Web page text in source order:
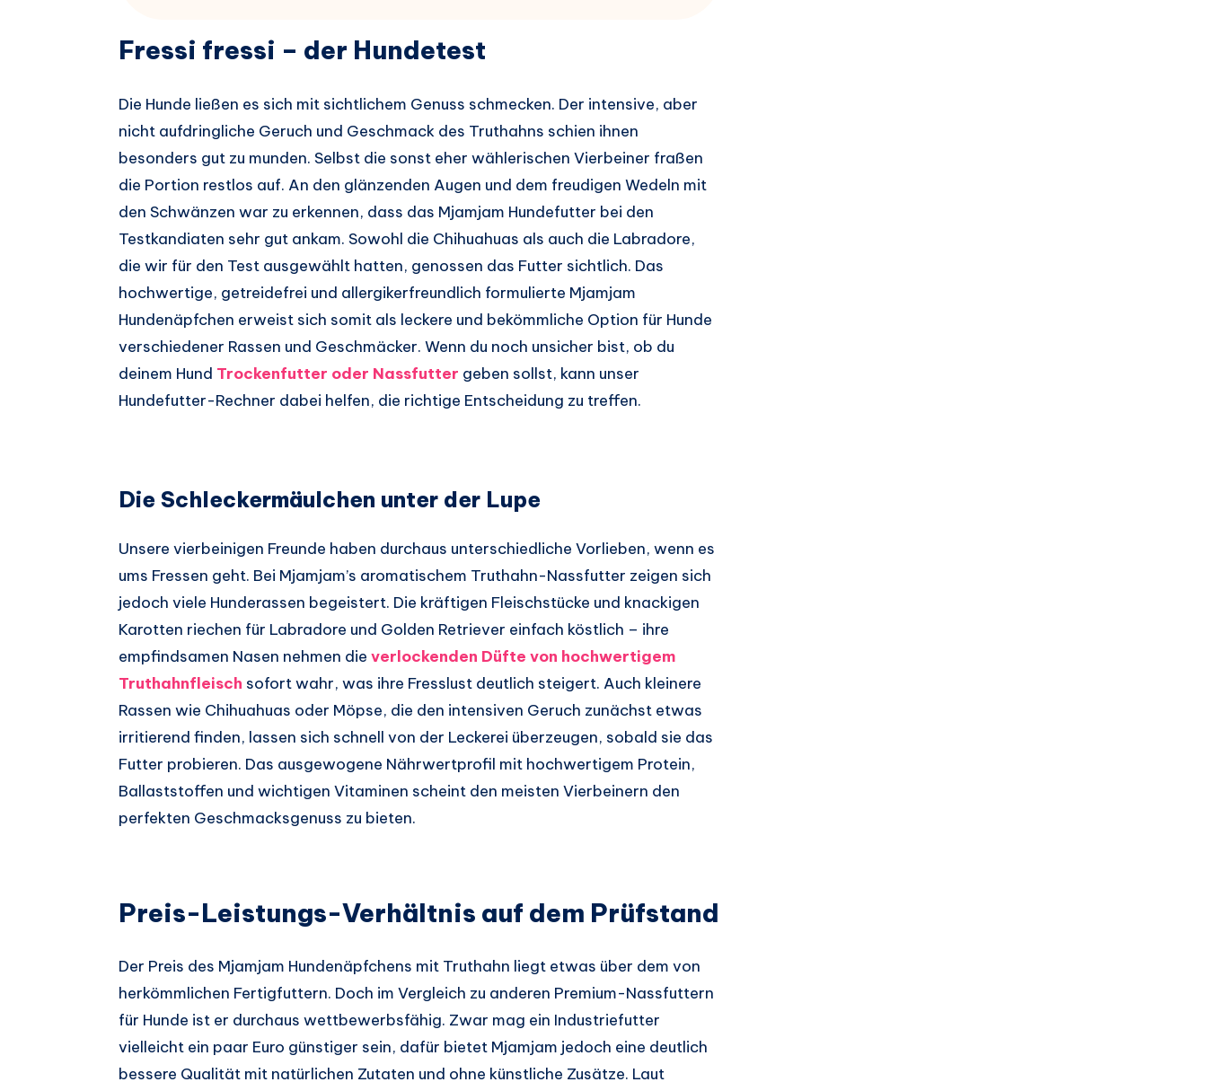
Fressi fressi – der Hundetest
Die Hunde ließen es sich mit sichtlichem Genuss schmecken. Der intensive, aber
nicht aufdringliche Geruch und Geschmack des Truthahns schien ihnen
besonders gut zu munden. Selbst die sonst eher wählerischen Vierbeiner fraßen
die Portion restlos auf. An den glänzenden Augen und dem freudigen Wedeln mit
den Schwänzen war zu erkennen, dass das Mjamjam Hundefutter bei den
Testkandiaten sehr gut ankam. Sowohl die Chihuahuas als auch die Labradore,
die wir für den Test ausgewählt hatten, genossen das Futter sichtlich. Das
hochwertige, getreidefrei und allergikerfreundlich formulierte Mjamjam
Hundenäpfchen erweist sich somit als leckere und bekömmliche Option für Hunde
verschiedener Rassen und Geschmäcker. Wenn du noch unsicher bist, ob du
deinem Hund Trockenfutter oder Nassfutter geben sollst, kann unser
Hundefutter-Rechner dabei helfen, die richtige Entscheidung zu treffen.
Die Schleckermäulchen unter der Lupe
Unsere vierbeinigen Freunde haben durchaus unterschiedliche Vorlieben, wenn es
ums Fressen geht. Bei Mjamjam’s aromatischem Truthahn-Nassfutter zeigen sich
jedoch viele Hunderassen begeistert. Die kräftigen Fleischstücke und knackigen
Karotten riechen für Labradore und Golden Retriever einfach köstlich – ihre
empfindsamen Nasen nehmen die verlockenden Düfte von hochwertigem
Truthahnfleisch sofort wahr, was ihre Fresslust deutlich steigert. Auch kleinere
Rassen wie Chihuahuas oder Möpse, die den intensiven Geruch zunächst etwas
irritierend finden, lassen sich schnell von der Leckerei überzeugen, sobald sie das
Futter probieren. Das ausgewogene Nährwertprofil mit hochwertigem Protein,
Ballaststoffen und wichtigen Vitaminen scheint den meisten Vierbeinern den
perfekten Geschmacksgenuss zu bieten.
Preis-Leistungs-Verhältnis auf dem Prüfstand
Der Preis des Mjamjam Hundenäpfchens mit Truthahn liegt etwas über dem von
herkömmlichen Fertigfuttern. Doch im Vergleich zu anderen Premium-Nassfuttern
für Hunde ist er durchaus wettbewerbsfähig. Zwar mag ein Industriefutter
vielleicht ein paar Euro günstiger sein, dafür bietet Mjamjam jedoch eine deutlich
bessere Qualität mit natürlichen Zutaten und ohne künstliche Zusätze. Laut